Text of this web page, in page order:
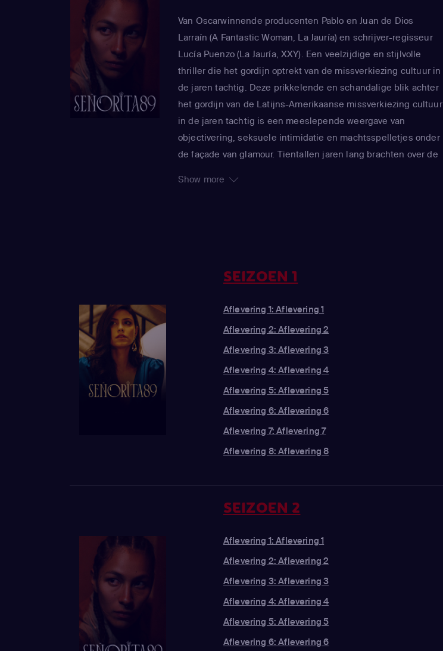
Van Oscarwinnende producenten Pablo en Juan de Dios
Larraín (A Fantastic Woman, La Jauría) en schrijver-regisseur
Lucía Puenzo (La Jauría, XXY). Een veelzijdige en stijlvolle
thriller die het gordijn optrekt van de missverkiezing cultuur in
de jaren tachtig. Deze prikkelende en schandalige blik achter
het gordijn van de Latijns-Amerikaanse missverkiezing cultuur
in de jaren tachtig is een meeslepende weergave van
objectivering, seksuele intimidatie en machtsspelletjes onder
de façade van glamour. Tientallen jaren lang brachten over de
bos, waar de inzet wordt verhoogd door intense trainingen,
strenge diëten - en zelfs geheime operaties. Extravagante
privéfeestjes zijn een dekmantel voor duistere deals en
concurrentie ondervinden, groeien ze naar elkaar toe door
gedeelde geheimen en kwetsbaarheid. Wanneer een van de
meisjes dood wordt aangetroffen, wordt de politie
ingeschakeld om onderzoek te doen. Dit werpt een nieuw licht
op een meedogenloos regime van manipulatie en
Show more
SEIZOEN 1
Aflevering 1: Aflevering 1
Aflevering 2: Aflevering 2
Aflevering 3: Aflevering 3
Aflevering 4: Aflevering 4
Aflevering 5: Aflevering 5
Aflevering 6: Aflevering 6
Aflevering 7: Aflevering 7
Aflevering 8: Aflevering 8
SEIZOEN 2
Aflevering 1: Aflevering 1
Aflevering 2: Aflevering 2
Aflevering 3: Aflevering 3
Aflevering 4: Aflevering 4
Aflevering 5: Aflevering 5
Aflevering 6: Aflevering 6